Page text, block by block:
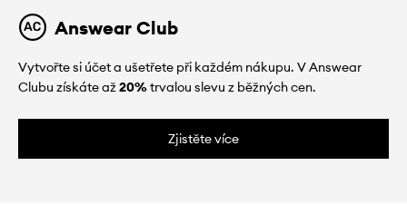
Answear Club
Vytvořte si účet a ušetřete při každém nákupu. V Answear
Clubu získáte až20%trvalou slevu z běžných cen.
Zjistěte více